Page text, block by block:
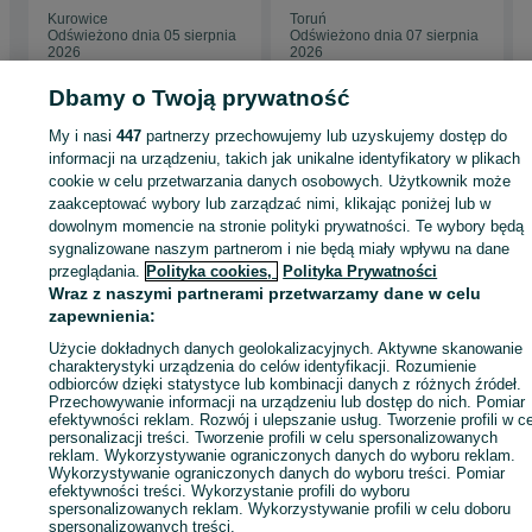
1. Oferta – akceptacja warunków i ceny
2. Zamówienie – ustalamy szczegóły projektu
4. Produkcja – od 7 do 8 tygodni
5. Dostawa oraz płatność pozostałej kwoty
Kurowice
Odświeżono dnia 05 sierpnia
2026
wyposażony pod
klucz
Toruń
Odświeżono dnia 07 sierpnia
2026
Strona główna Dom i Ogród Architektura ogrodowa Domki
Łódzkie
Domki - Łódź Domki - Bałuty
KATEGORIA
ID:1068432077 Wyświetlenia:
Zadzwoń / SMS Wyślij wiadomość
Dbamy o Twoją prywatność
My i nasi447 partnerzy przechowujemy lub uzyskujemy dostęp do
informacji na urządzeniu, takich jak unikalne identyfikatory w plikach
cookie w celu przetwarzania danych osobowych. Użytkownik może
zaakceptować wybory lub zarządzać nimi, klikając poniżej lub w
dowolnym momencie na stronie polityki prywatności. Te wybory będą
sygnalizowane naszym partnerom i nie będą miały wpływu na dane
przeglądania. Polityka cookies, Polityka Prywatności
Wraz z naszymi partnerami przetwarzamy dane w celu
zapewnienia:
Użycie dokładnych danych geolokalizacyjnych. Aktywne skanowanie
charakterystyki urządzenia do celów identyfikacji. Rozumienie
odbiorców dzięki statystyce lub kombinacji danych z różnych źródeł.
Przechowywanie informacji na urządzeniu lub dostęp do nich. Pomiar
efektywności reklam. Rozwój i ulepszanie usług. Tworzenie profili w
personalizacji treści. Tworzenie profili w celu spersonalizowanych
reklam. Wykorzystywanie ograniczonych danych do wyboru reklam.
Wykorzystywanie ograniczonych danych do wyboru treści. Pomiar
efektywności treści. Wykorzystanie profili do wyboru
spersonalizowanych reklam. Wykorzystywanie profili w celu doboru
spersonalizowanych treści.